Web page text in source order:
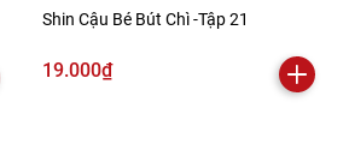
Shin Cậu Bé Bút Chì -Tập 21
19.000₫